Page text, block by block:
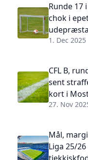
Runde 17
chok i
1. Dec 2025
CFL B,
sent
kort i
27. Nov
Mål,
Liga 25/